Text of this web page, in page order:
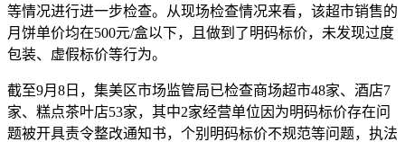
等情况进行进一步检查。从现场检查情况来看，该超市销售的
月饼单价均在500元/盒以下，且做到了明码标价，未发现过度
包装、虚假标价等行为。
截至9月8日，集美区市场监管局已检查商场超市48家、酒店7
家、糕点茶叶店53家，其中2家经营单位因为明码标价存在问
题被开具责令整改通知书，个别明码标价不规范等问题，执法